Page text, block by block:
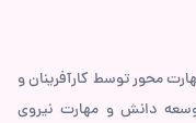
محور توسط کارآفرینان و
دانش و مهارت‌ نیروی